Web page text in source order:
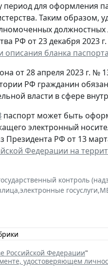
для оформления
Таким образом,
РФ от 23 декабря 2023
бланка
от 28 апреля 2023 г. №
РФ гражданин
власти в сфере
паспорт может быть
электронный
Президента РФ от 13
Федерации на
контроль
,электронные госуслуги,
Российской Федерации"
удостоверяющем